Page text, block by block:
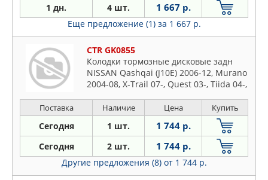
1 дн. 4 шт. 1 667 р.
Еще предложение (1) за 1 667 р.
CTR GK0855
Колодки тормозные дисковые задн
NISSAN Qashqai (J10E) 2006-12, Murano
2004-08, X-Trail 07-, Quest 03-, Tiida 04-,
2010-, G37 2008-, M30d
Поставка Наличие Цена Купить
Сегодня 1 шт. 1 744 р.
Сегодня 2 шт. 1 744 р.
Другие предложения (8) от 1 744 р.